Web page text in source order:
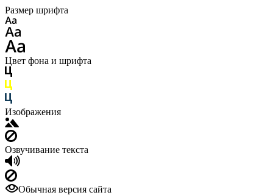
Размер шрифта
Цвет фона и шрифта
Изображения
Озвучивание текста
Обычная версия сайта